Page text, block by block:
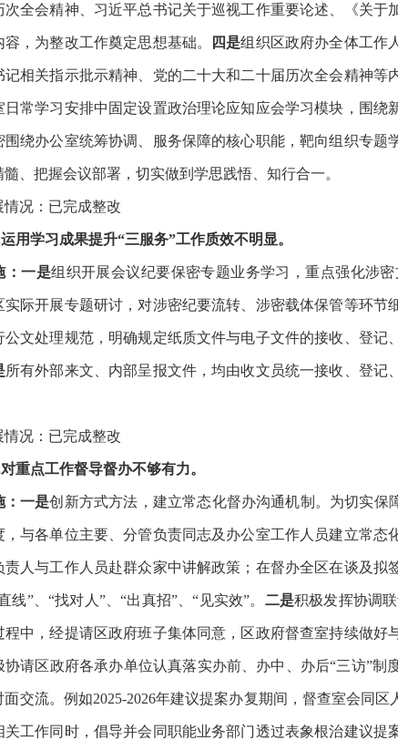
次全会精神、习近平总书记关于巡视工作重要论述、《关
，为整改工作奠定思想基础。 四是组织区政府办全体工作
相关指示批示精神、 党的二十大和二十届历次全会精神等
日常学习安排中固定设置政治理论应知应会学习模块，围
围绕办公室统筹协调、服务保障的核心职能，靶向组织专
髓、把握会议部署，切实做到学思践悟、知行合一。
情况：已完成整改
用学习成果提升“三服务”工作质效不明显。
：一是组织开展会议纪要保密专题业务学习，重点强化涉
实际开展专题研讨，对涉密纪要流转、涉密载体保管等环节
公文处理规范，明确规定纸质文件与电子文件的接收、登
所有外部来文、内部呈报文件，均由收文员统一接收、登
情况：已完成整改
重点工作督导督办不够有力。
：一是创新方式方法，建立常态化督办沟通机制。为切实保
，与各单位主要、分管负责同志及办公室工作人员建立常
责人与工作人员赴群众家中讲解政策；在督办全区在谈及
线”、“找对人”、“出真招”、“见实效”。 二是积极发挥协调
程中，经提请区政府班子集体同意，区政府督查室持续做
协请区政府各承办单位认真落实办前、办中、办后“三访”
面交流。例如2025-2026年建议提案办复期间，督查室会同
关工作同时，倡导并会同职能业务部门透过表象根治建议